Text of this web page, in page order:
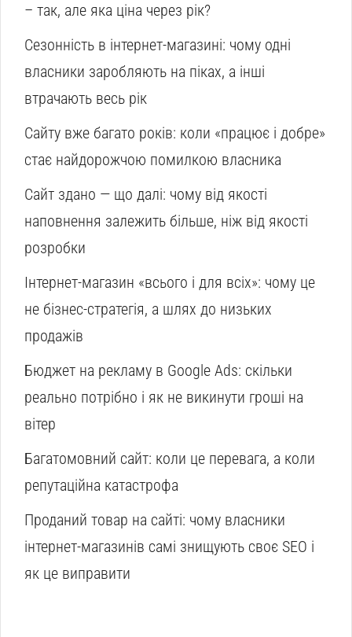
– так, але яка ціна через рік?
Сезонність в інтернет-магазині: чому одні
власники заробляють на піках, а інші
втрачають весь рік
Сайту вже багато років: коли «працює і добре»
стає найдорожчою помилкою власника
Сайт здано — що далі: чому від якості
наповнення залежить більше, ніж від якості
розробки
Інтернет-магазин «всього і для всіх»: чому це
не бізнес-стратегія, а шлях до низьких
продажів
Бюджет на рекламу в Google Ads: скільки
реально потрібно і як не викинути гроші на
вітер
Багатомовний сайт: коли це перевага, а коли
репутаційна катастрофа
Проданий товар на сайті: чому власники
інтернет-магазинів самі знищують своє SEO і
як це виправити